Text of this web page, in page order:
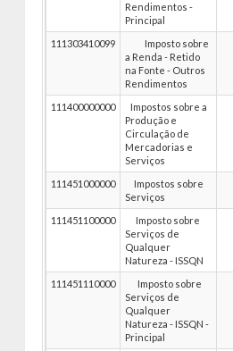
Rendimentos -
Principal
111303410099
Imposto sobre
a Renda - Retido
na Fonte - Outros
Rendimentos
111400000000
Impostos sobre a
Produção e
Circulação de
Mercadorias e
Serviços
111451000000
Impostos sobre
Serviços
111451100000
Imposto sobre
Serviços de
Qualquer
Natureza - ISSQN
111451110000
Imposto sobre
Serviços de
Qualquer
Natureza - ISSQN -
Principal